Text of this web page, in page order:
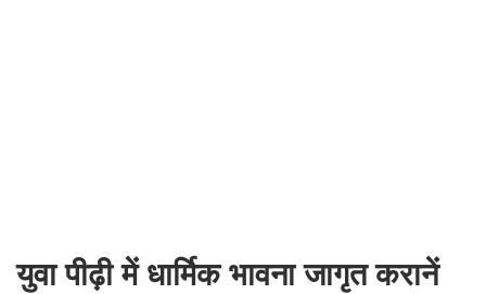
युवा पीढ़ी में धार्मिक भावना जागृत करानें